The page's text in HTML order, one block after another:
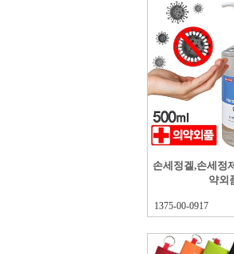
손세정겔,손세정
약외
1375-00-0917